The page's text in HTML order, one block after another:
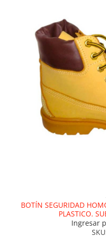
BOTÍN SEGURIDAD
PLASTICO.
Ingresar